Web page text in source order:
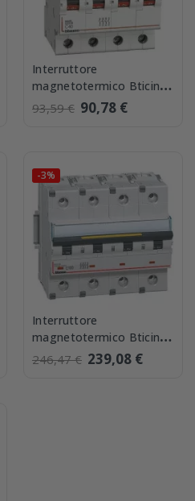
Interruttore
magnetotermico Bticino
4 poli FA84C40 40A 4,5
93,59 € 90,78 €
-3%
Interruttore
magnetotermico Bticino
FT84C100 16 kA 4P Curva
C 100A
246,47 € 239,08 €